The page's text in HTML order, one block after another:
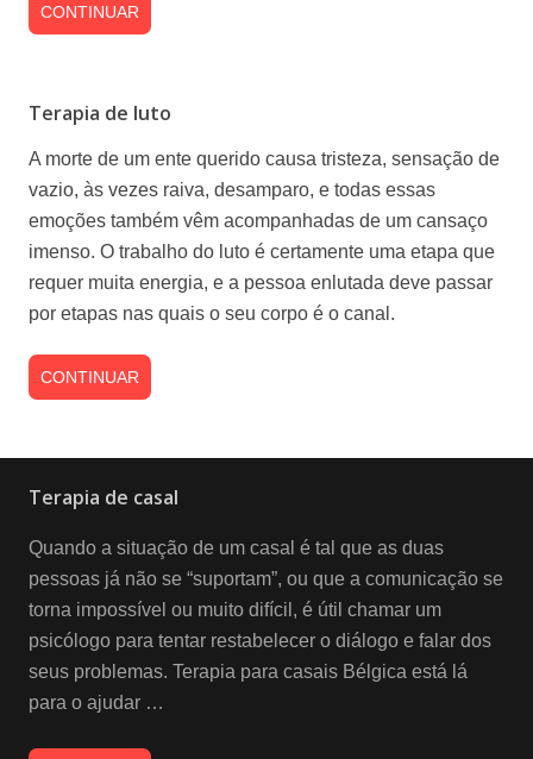
CONTINUAR
Terapia de luto
A morte de um ente querido causa tristeza, sensação de
vazio, às vezes raiva, desamparo, e todas essas
emoções também vêm acompanhadas de um cansaço
imenso. O trabalho do luto é certamente uma etapa que
requer muita energia, e a pessoa enlutada deve passar
por etapas nas quais o seu corpo é o canal.
CONTINUAR
Terapia de casal
Quando a situação de um casal é tal que as duas
pessoas já não se “suportam”, ou que a comunicação se
torna impossível ou muito difícil, é útil chamar um
psicólogo para tentar restabelecer o diálogo e falar dos
seus problemas. Terapia para casais Bélgica está lá
para o ajudar …